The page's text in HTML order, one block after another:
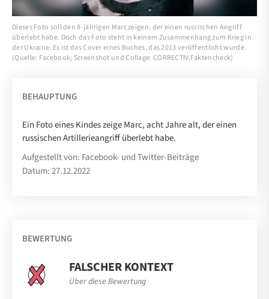
Dieses Foto soll den 8-jährigen Marc zeigen, der einen russischen Angriff
überlebt habe. Doch das Foto steht in keinem Zusammenhang zum Krieg in
der Ukraine. Es ist das Cover eines Buches, das 2013 veröffentlicht wurde.
(Quelle: Facebook; Screenshot und Collage: CORRECTIV.Faktencheck)
BEHAUPTUNG
Ein Foto eines Kindes zeige Marc, acht Jahre alt, der einen
russischen Artillerieangriff überlebt habe.
Aufgestellt von: Facebook- und Twitter-Beiträge
Datum: 27.12.2022
BEWERTUNG
FALSCHER KONTEXT
Über diese Bewertung